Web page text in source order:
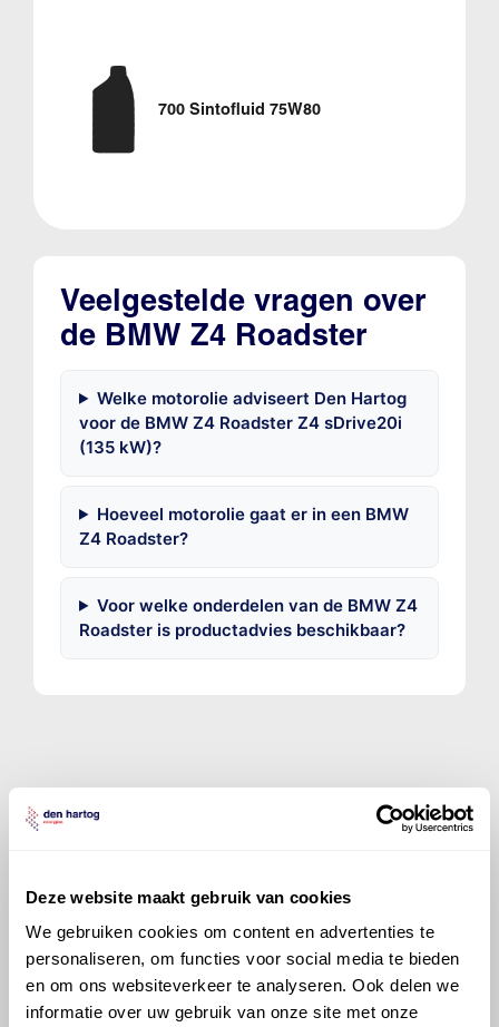
Deze website maakt gebruik van cookies
We gebruiken cookies om content en advertenties te
personaliseren, om functies voor social media te bieden
en om ons websiteverkeer te analyseren. Ook delen we
informatie over uw gebruik van onze site met onze
700 Sintofluid 75W80
Veelgestelde vragen over
de BMW Z4 Roadster
Welke motorolie adviseert Den Hartog
voor de BMW Z4 Roadster Z4 sDrive20i
(135 kW)?
Hoeveel motorolie gaat er in een BMW
Z4 Roadster?
Voor welke onderdelen van de BMW Z4
Roadster is productadvies beschikbaar?
©Olyslager
Alle rechten voorbehouden. Deze
informatie mag noch geheel noch gedeeltelijk worden
voorafgaande schriftelijke toestemming van Olyslager
Organisation B.V. Hoewel alles in het werk is gesteld
om ervoor te zorgen dat deze gegevens zo accuraat
en compleet mogelijk zijn, wordt geen
aansprakelijkheid aanvaard, anders dan waartoe een